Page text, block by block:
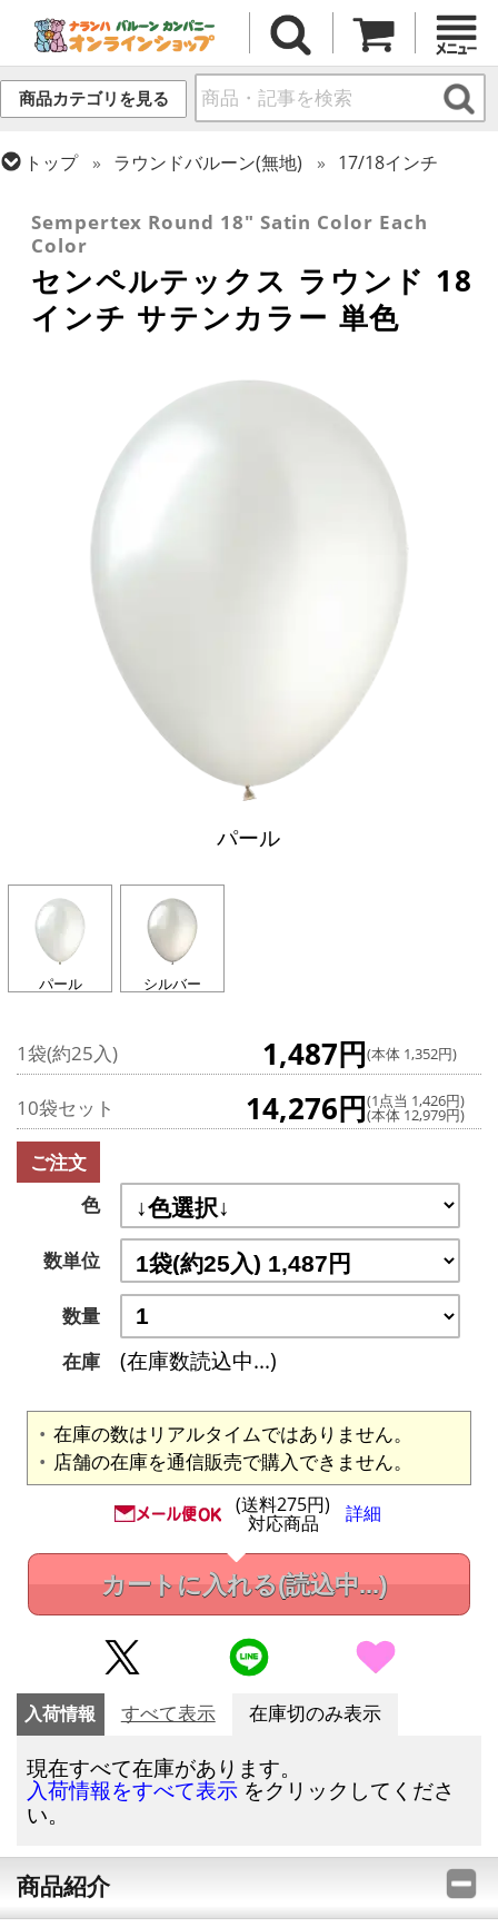
商品カテゴリを見る
トップ ラウンドバルーン(無地)
17/18インチ
Sempertex Round 18" Satin Color Each
Color
センペルテックス ラウンド 18
インチ サテンカラー 単色
パール
パール シルバー
1袋(約25入) 1,487円(本体 1,352円)
10袋セット 14,276円(1点当 1,426円)
(本体 12,979円)
ご注文
色
数単位
数量
在庫
(在庫数読込中...)
在庫の数はリアルタイムではありません。
店舗の在庫を通信販売で購入できません。
(送料275円)
対応商品 詳細
カートに入れる(読込中...)
入荷情報 すべて表示 在庫切のみ表示
現在すべて在庫があります。
入荷情報をすべて表示 をクリックしてくださ
い。
商品紹介